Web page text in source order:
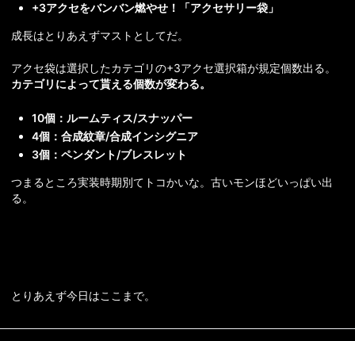
+3アクセをバンバン燃やせ！「アクセサリー袋」
成長はとりあえずマストとしてだ。
アクセ袋は選択したカテゴリの+3アクセ選択箱が規定個数出る。
カテゴリによって貰える個数が変わる。
10個：ルームティス/スナッパー
4個：合成紋章/合成インシグニア
3個：ペンダント/ブレスレット
つまるところ実装時期別てトコかいな。古いモンほどいっぱい出
る。
とりあえず今日はここまで。